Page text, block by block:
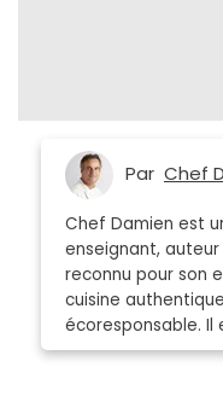
Par Chef
Chef Damien est
enseignant,
reconnu pour son
cuisine
écoresponsable.